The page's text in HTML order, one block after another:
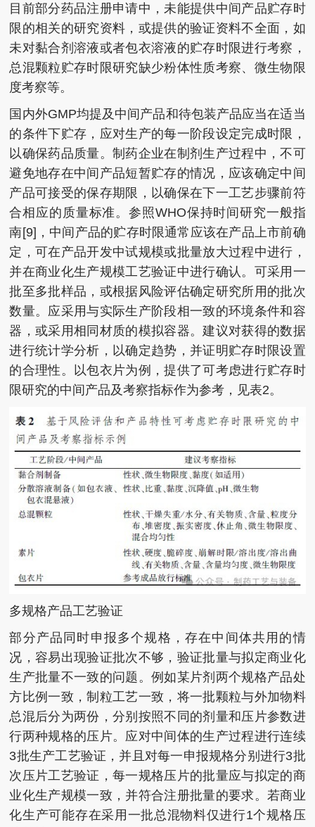
目前部分药品注册申请中，未能提供中间产品贮存时
限的相关的研究资料，或提供的验证资料不全面，如
未对黏合剂溶液或者包衣溶液的贮存时限进行考察，
总混颗粒贮存时限研究缺少粉体性质考察、微生物限
度考察等。
国内外GMP均提及中间产品和待包装产品应当在适当
的条件下贮存，应对生产的每一阶段设定完成时限，
以确保药品质量。制药企业在制剂生产过程中，不可
避免地存在中间产品短暂贮存的情况，应该确定中间
产品可接受的保存期限，以确保在下一工艺步骤前符
合相应的质量标准。参照WHO保持时间研究一般指
南[9]，中间产品的贮存时限通常应该在产品上市前确
定，可在产品开发中试规模或批量放大过程中进行，
并在商业化生产规模工艺验证中进行确认。可采用一
批至多批样品，或根据风险评估确定研究所用的批次
数量。应采用与实际生产阶段相一致的环境条件和容
器，或采用相同材质的模拟容器。建议对获得的数据
进行统计学分析，以确定趋势，并证明贮存时限设置
的合理性。以包衣片为例，提供了可考虑进行贮存时
限研究的中间产品及考察指标作为参考，见表2。
多规格产品工艺验证
部分产品同时申报多个规格，存在中间体共用的情
况，容易出现验证批次不够，验证批量与拟定商业化
生产批量不一致的问题。例如某片剂两个规格产品处
方比例一致，制粒工艺一致，将一批颗粒与外加物料
总混后分为两份，分别按照不同的剂量和压片参数进
行两种规格的压片。应对中间体的生产过程进行连续
3批生产工艺验证，并且对每一申报规格分别进行3批
次压片工艺验证，每一规格压片的批量应与拟定的商
业化生产规模一致，并符合注册批量的要求。若商业
化生产可能存在采用一批总混物料仅进行1个规格压